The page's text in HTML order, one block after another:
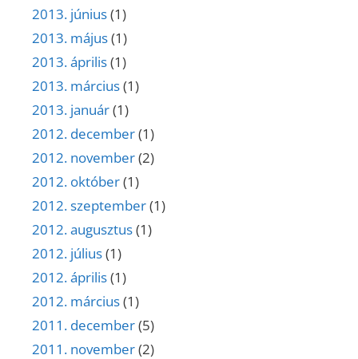
2013. június(1)
2013. május(1)
2013. április(1)
2013. március(1)
2013. január(1)
2012. december(1)
2012. november(2)
2012. október(1)
2012. szeptember(1)
2012. augusztus(1)
2012. július(1)
2012. április(1)
2012. március(1)
2011. december(5)
2011. november(2)